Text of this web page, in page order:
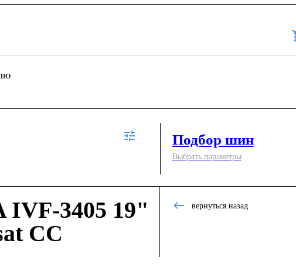
Подбор шин
Выбрать параметры
IVF-3405 19"
CC
вернуться назад